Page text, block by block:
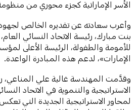
الأُسر الإماراتية كجزء محوري من
وأعرب سعادته عن تقديره الخالص
بنت مبارك، رئيسة الاتحاد النسائي
للأمومة والطفولة، الرئيسة الأعلى
الإمارات»، لدعم هذه المبادرة الواعدة.
وقدَّمت المهندسة غالية علي
الاستراتيجية والتنموية في الاتحاد
لمحاور الاستراتيجية الجديدة التي